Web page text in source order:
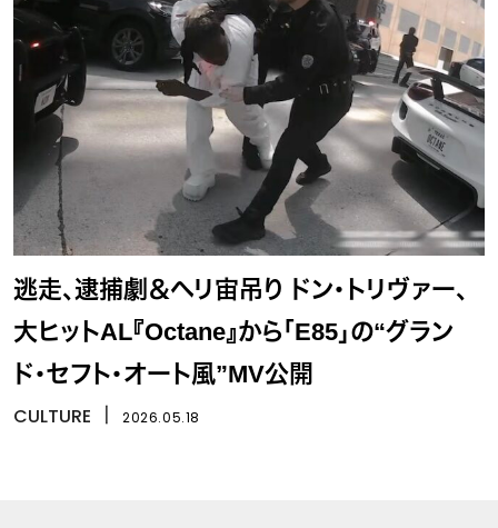
逃走、逮捕劇＆ヘリ宙吊り ドン・トリヴァー、
大ヒットAL『Octane』から「E85」の“グラン
ド・セフト・オート風”MV公開
CULTURE 2026.05.18